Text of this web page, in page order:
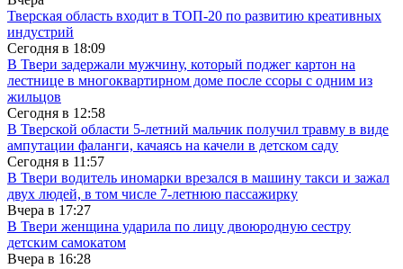
Тверская область входит в ТОП-20 по развитию креативных
индустрий
Сегодня в 18:09
В Твери задержали мужчину, который поджег картон на
лестнице в многоквартирном доме после ссоры с одним из
жильцов
Сегодня в 12:58
В Тверской области 5-летний мальчик получил травму в виде
ампутации фаланги, качаясь на качели в детском саду
Сегодня в 11:57
В Твери водитель иномарки врезался в машину такси и зажал
двух людей, в том числе 7-летнюю пассажирку
Вчера в 17:27
В Твери женщина ударила по лицу двоюродную сестру
детским самокатом
Вчера в 16:28